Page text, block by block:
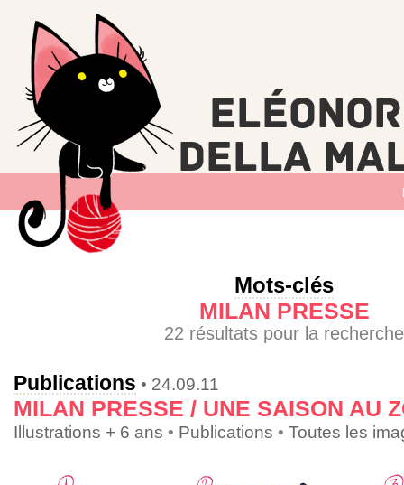
Mots-clés
MILAN PRESSE
22 résultats pour la recherche
Publications • 24.09.11
MILAN PRESSE / UNE SAISON AU
Illustrations + 6 ans • Publications • Toutes les